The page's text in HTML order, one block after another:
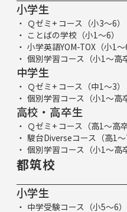
小学生
Ｑゼミ+ コース（小3～6）
ことばの学校（小1～6）
小学英語YOM-TOX（小1～6
個別学習コース（小1～高
中学生
Ｑゼミ+ コース（中1～3）
個別学習コース（小1～高
高校・高卒生
Ｑゼミ+ コース（高1～高卒
駿台Diverseコース（高1～
個別学習コース（小1～高
都筑校
小学生
中学受験コース（小5～6）